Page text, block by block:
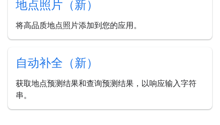
地点照片（新）
将高品质地点照片添加到您的应用。
自动补全（新）
获取地点预测结果和查询预测结果，以响应输入字符
串。